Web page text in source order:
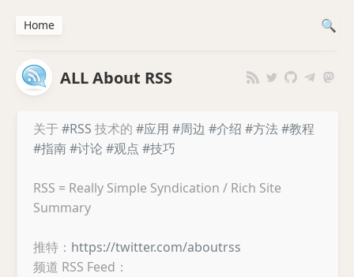
ALL About RSS
关于 #RSS 技术的 #应用 #周边 #介绍 #方法#教程
#指南#讨论 #观点 #技巧
RSS = Really Simple Syndication / Rich Site
Summary
推特： https://twitter.com/aboutrss
频道 RSS Feed：
Home